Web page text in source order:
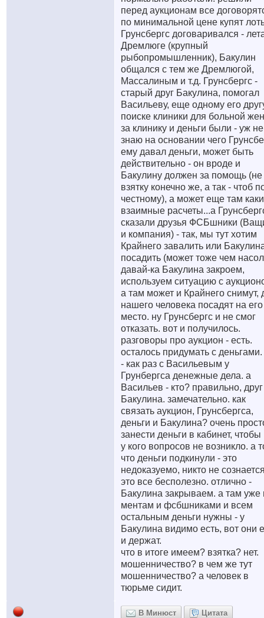
перед аукционам все
по минимальной цене купят
Грунсбергс договаривался -
Дремлюге (крупный
рыбопромышленник), Бакулин
общался с тем же Дремлюгой,
Массалиным и т.д. Грунсбергс -
старый друг Бакулина, помогал
Васильеву, еще одному его
поиске клиники для больной
за клинику и деньги были - уж не
знаю на основании чего
ему давал деньги, может быть
действительно - он вроде и
Бакулину должен за помощь (не
взятку конечно же, а так - чтоб
честному), а может еще там
взаимные расчеты...а
сказали друзья ФСБшники
и компания) - так, мы тут хотим
Крайнего завалить или
посадить (может тоже чем
давай-ка Бакулина закроем,
используем ситуацию с
а там может и Крайнего снимут,
нашего человека посадят на его
место. ну Грунсбергс и не смог
отказать. вот и получилось.
разговоры про аукцион - есть.
осталось придумать с деньгами.
- как раз с Васильевым у
Грунбергса денежные дела. а
Васильев - кто? правильно, друг
Бакулина. замечательно. как
связать аукцион, Грунсбергса,
деньги и Бакулина? очень
занести деньги в кабинет, чтобы
у кого вопросов не возникло. а
что деньги подкинули - это
недоказуемо, никто не
это все бесполезно. отлично -
Бакулина закрываем. а там уже
ментам и фсбшниками и всем
остальным деньги нужны - у
Бакулина видимо есть, вот они
и держат.
что в итоге имеем? взятка? нет.
мошенничество? в чем же тут
мошенничество? а человек в
тюрьме сидит.
В Минюст
Цитата